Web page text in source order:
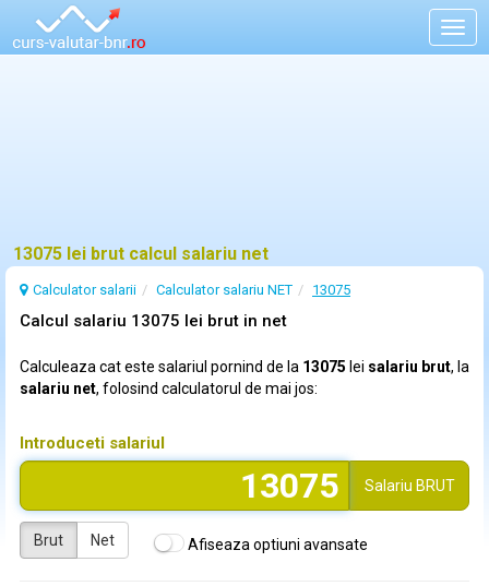
13075 lei brut calcul salariu net
Calculator salarii Calculator salariu NET 13075
Calcul salariu 13075 lei brut in net
Calculeaza cat este salariul pornind de la 13075 lei salariu brut, la
salariu net, folosind calculatorul de mai jos:
Introduceti salariul
Salariu BRUT
Brut Net Afiseaza optiuni avansate